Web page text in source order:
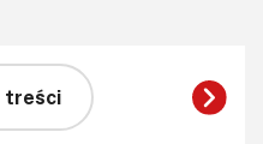
treści